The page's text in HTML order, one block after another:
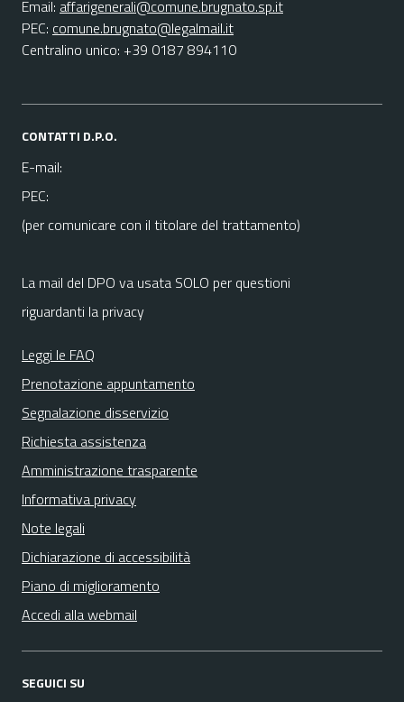
Email: affarigenerali@comune.brugnato.sp.it
PEC: comune.brugnato@legalmail.it
Centralino unico: +39 0187 894110
CONTATTI D.P.O.
E-mail:
PEC:
(per comunicare con il titolare del trattamento)
La mail del DPO va usata SOLO per questioni
riguardanti la privacy
Leggi le FAQ
Prenotazione appuntamento
Segnalazione disservizio
Richiesta assistenza
Amministrazione trasparente
Informativa privacy
Note legali
Dichiarazione di accessibilità
Piano di miglioramento
Accedi alla webmail
SEGUICI SU